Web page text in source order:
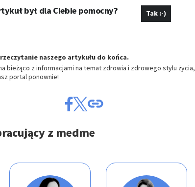
był dla Ciebie pomocny? Tak :-)
naszego artykułu do końca.
bieżąco z informacjami na temat zdrowia i zdrowego stylu życia,
portal ponownie!
z medme